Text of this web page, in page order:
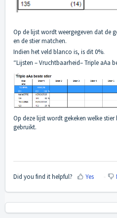
Op de lijst wordt weergegeven dat de
en de stier matchen.
Indien het veld blanco is, is dit 0%.
“Lijsten – Vruchtbaarheid– Triple aAa
Op deze lijst wordt gekeken welke
gebruikt.
Did you find it helpful? Yes